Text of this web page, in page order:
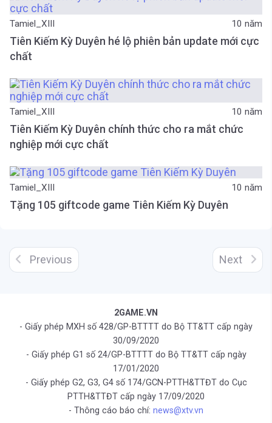
Tamiel_XIII 10 năm
Tiên Kiếm Kỳ Duyên hé lộ phiên bản update mới cực
chất
Tamiel_XIII 10 năm
Tiên Kiếm Kỳ Duyên chính thức cho ra mắt chức
nghiệp mới cực chất
Tamiel_XIII 10 năm
Tặng 105 giftcode game Tiên Kiếm Kỳ Duyên
Previous Next
2GAME.VN
- Giấy phép MXH số 428/GP-BTTTT do Bộ TT&TT cấp ngày
30/09/2020
- Giấy phép G1 số 24/GP-BTTTT do Bộ TT&TT cấp ngày
17/01/2020
- Giấy phép G2, G3, G4 số 174/GCN-PTTH&TTĐT do Cục
PTTH&TTĐT cấp ngày 17/09/2020
- Thông cáo báo chí: news@xtv.vn